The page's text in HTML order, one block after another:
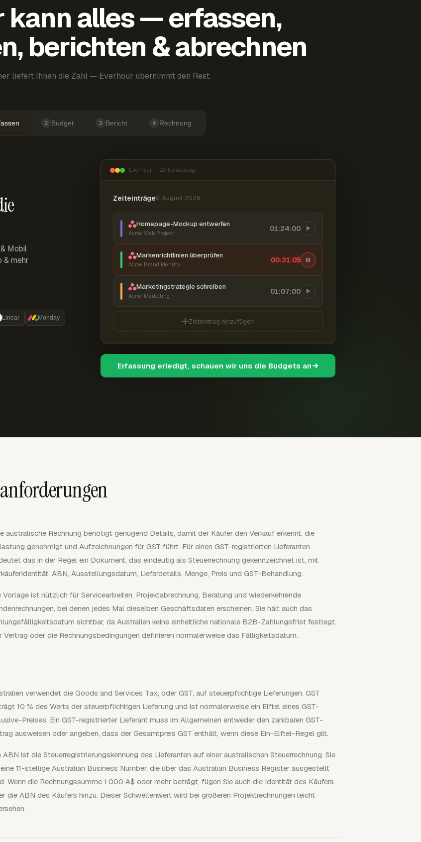
kann alles — erfassen,
berichten & abrechnen
liefert Ihnen die Zahl — Everhour übernimmt den Rest.
2 Budget 3 Bericht 4 Rechnung
Mobil
& mehr
Linear Monday
Everhour — Zeiterfassung
Zeiteinträge9. August 2026
Homepage-Mockup entwerfen
Acme Web Project
01:24:00
Markenrichtlinien überprüfen
Acme Brand Identity
00:31:06
Marketingstrategie schreiben
Acme Marketing
01:07:00
Zeiteintrag hinzufügen
Erfassung erledigt, schauen wir uns die Budgets an
australische Rechnung benötigt genügend Details, damit der Käufer den Verkauf erkennt, die
genehmigt und Aufzeichnungen für GST führt. Für einen GST-registrierten Lieferanten
das in der Regel ein Dokument, das eindeutig als Steuerrechnung gekennzeichnet ist, mit
ABN, Ausstellungsdatum, Lieferdetails, Menge, Preis und GST-Behandlung.
Vorlage ist nützlich für Servicearbeiten, Projektabrechnung, Beratung und wiederkehrende
bei denen jedes Mal dieselben Geschäftsdaten erscheinen. Sie hält auch das
sichtbar, da Australien keine einheitliche nationale B2B-Zahlungsfrist festlegt.
Vertrag oder die Rechnungsbedingungen definieren normalerweise das Fälligkeitsdatum.
verwendet die Goods and Services Tax, oder GST, auf steuerpflichtige Lieferungen. GST
10 % des Werts der steuerpflichtigen Lieferung und ist normalerweise ein Elftel eines GST-
Preises. Ein GST-registrierter Lieferant muss im Allgemeinen entweder den zahlbaren GST-
ausweisen oder angeben, dass der Gesamtpreis GST enthält, wenn diese Ein-Elftel-Regel gilt.
ABN ist die Steuerregistrierungskennung des Lieferanten auf einer australischen Steuerrechnung. Sie
11-stellige Australian Business Number, die über das Australian Business Register ausgestellt
Wenn die Rechnungssumme 1.000 A$ oder mehr beträgt, fügen Sie auch die Identität des Käufers
die ABN des Käufers hinzu. Dieser Schwellenwert wird bei größeren Projektrechnungen leicht